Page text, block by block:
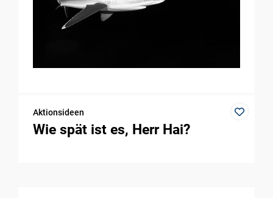
Aktionsideen
Wie spät ist es, Herr Hai?